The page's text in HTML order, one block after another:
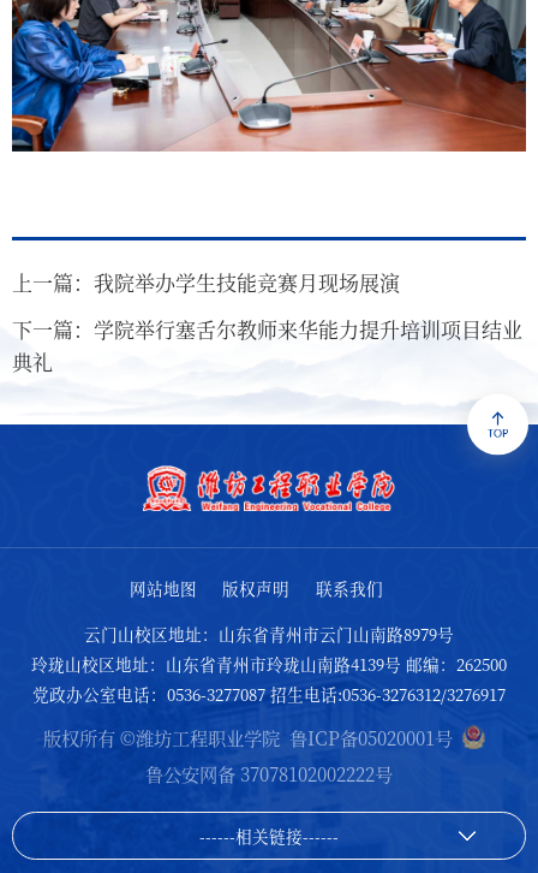
上一篇：我院举办学生技能竞赛月现场展演
下一篇：学院举行塞舌尔教师来华能力提升培训项目结业
典礼
网站地图 版权声明
联系我们
云门山校区地址：山东省青州市云门山南路8979号
玲珑山校区地址：山东省青州市玲珑山南路4139号 邮编：262500
党政办公室电话：0536-3277087 招生电话:0536-3276312/3276917
版权所有 ©潍坊工程职业学院 鲁ICP备05020001号
鲁公安网备 37078102002222号
------相关链接------